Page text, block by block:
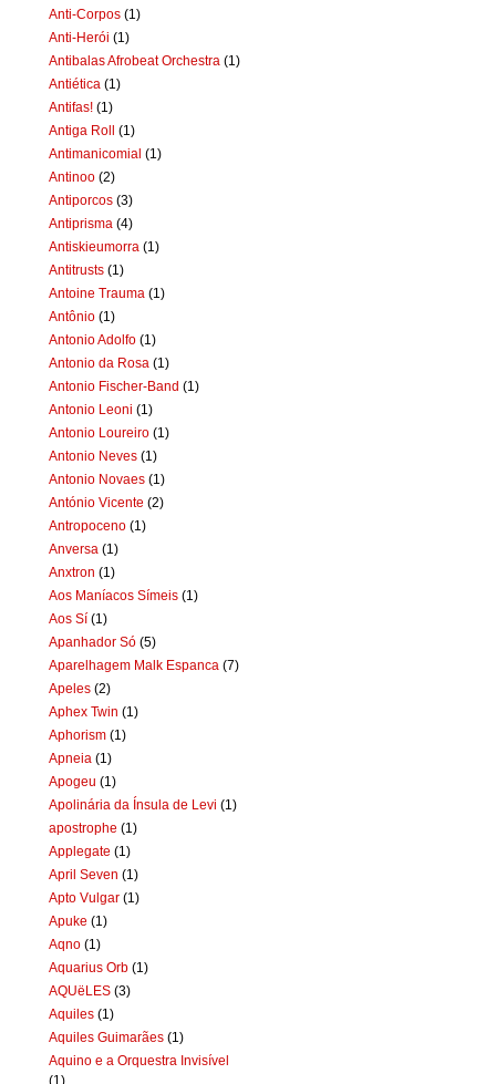
Anti-Corpos (1)
Anti-Herói (1)
Antibalas Afrobeat Orchestra (1)
Antiética (1)
Antifas! (1)
Antiga Roll (1)
Antimanicomial (1)
Antinoo (2)
Antiporcos (3)
Antiprisma (4)
Antiskieumorra (1)
Antitrusts (1)
Antoine Trauma (1)
Antônio (1)
Antonio Adolfo (1)
Antonio da Rosa (1)
Antonio Fischer-Band (1)
Antonio Leoni (1)
Antonio Loureiro (1)
Antonio Neves (1)
Antonio Novaes (1)
António Vicente (2)
Antropoceno (1)
Anversa (1)
Anxtron (1)
Aos Maníacos Símeis (1)
Aos Sí (1)
Apanhador Só (5)
Aparelhagem Malk Espanca (7)
Apeles (2)
Aphex Twin (1)
Aphorism (1)
Apneia (1)
Apogeu (1)
Apolinária da Ínsula de Levi (1)
apostrophe (1)
Applegate (1)
April Seven (1)
Apto Vulgar (1)
Apuke (1)
Aqno (1)
Aquarius Orb (1)
AQUëLES (3)
Aquiles (1)
Aquiles Guimarães (1)
Aquino e a Orquestra Invisível
(1)